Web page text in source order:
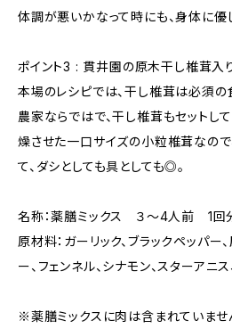
体調が悪いかなって時にも、身体に優
ポイント3 : 貫井園の原木干し椎茸入
本場のレシピでは、干し椎茸は必須
農家ならではで、干し椎茸もセットし
燥させた一口サイズの小粒椎茸なので
て、ダシとしても具としても◎。
名称：薬膳ミックス ３～4人前 1
原材料：ガーリック、ブラックペッパー
ー、フェンネル、シナモン、スターアニ
※薬膳ミックスに肉は含まれていませ